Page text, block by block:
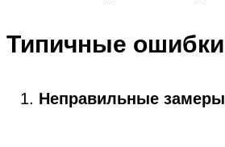
Типичные ошибки
Неправильные замеры